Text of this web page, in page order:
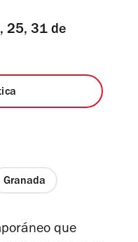
25, 31 de
Granada
que